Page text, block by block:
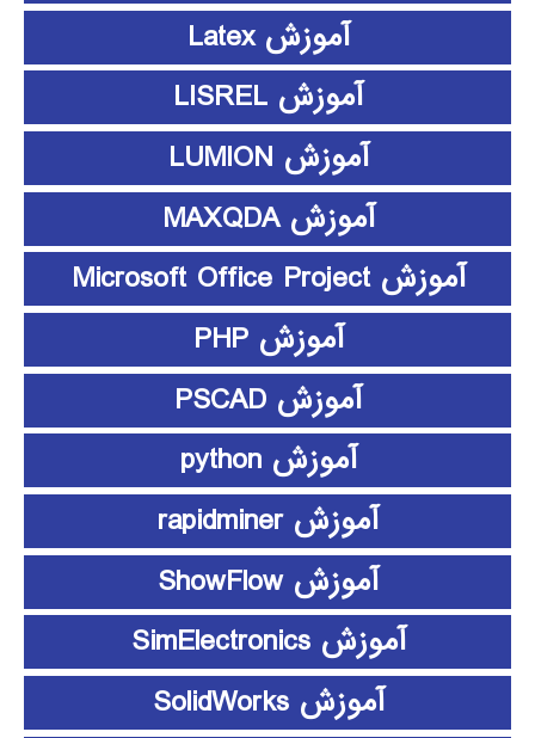
آموزش Latex
آموزش LISREL
آموزش LUMION
آموزش MAXQDA
آموزش Microsoft Office Project
آموزش PHP
آموزش PSCAD
آموزش python
آموزش rapidminer
آموزش ShowFlow
آموزش SimElectronics
آموزش SolidWorks